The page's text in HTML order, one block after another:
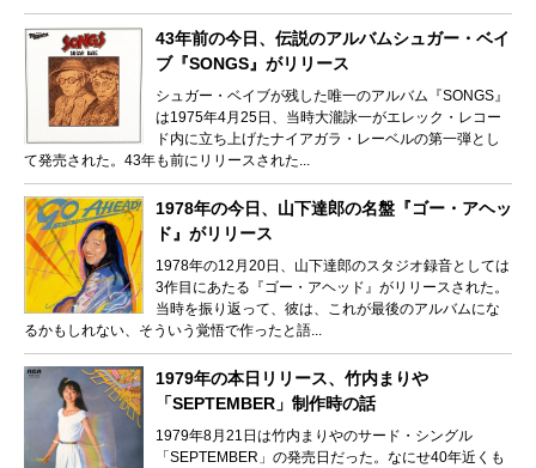
43年前の今日、伝説のアルバムシュガー・ベイ
ブ『SONGS』がリリース
シュガー・ベイブが残した唯一のアルバム『SONGS』
は1975年4月25日、当時大瀧詠一がエレック・レコー
ド内に立ち上げたナイアガラ・レーベルの第一弾とし
て発売された。43年も前にリリースされた...
1978年の今日、山下達郎の名盤『ゴー・アヘッ
ド』がリリース
1978年の12月20日、山下達郎のスタジオ録音としては
3作目にあたる『ゴー・アヘッド』がリリースされた。
当時を振り返って、彼は、これが最後のアルバムにな
るかもしれない、そういう覚悟で作ったと語...
1979年の本日リリース、竹内まりや
「SEPTEMBER」制作時の話
1979年8月21日は竹内まりやのサード・シングル
「SEPTEMBER」の発売日だった。なにせ40年近くも